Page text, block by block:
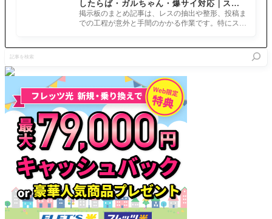
したらば・ガルちゃん・爆サイ対応｜スマ
ホでまとめ記事を作れるアプリ FGOのまと
め記事ができるまで
掲示板のまとめ記事は、レスの抽出や整形、投稿ま
での工程が意外と手間のかかる作業です。特にスマ
を
検
ネミー時
より効果
的にパワ
グース
カ・ナイ
ンドライ
ブ」
フトーク
ありの
「FGO
ィー 202
2-2023」
ナウイ･ミ
クトラン
惑星を統